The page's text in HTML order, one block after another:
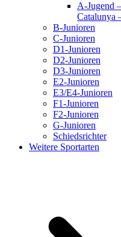
A-Jugend
Catalunya
B-Junioren
C-Junioren
D1-Junioren
D2-Junioren
D3-Junioren
E2-Junioren
E3/E4-Junioren
F1-Junioren
F2-Junioren
G-Junioren
Schiedsrichter
Weitere Sportarten